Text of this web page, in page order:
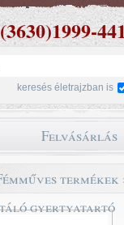
keresés életrajzban is
Felvásárlás
termékek
gyertyatartó